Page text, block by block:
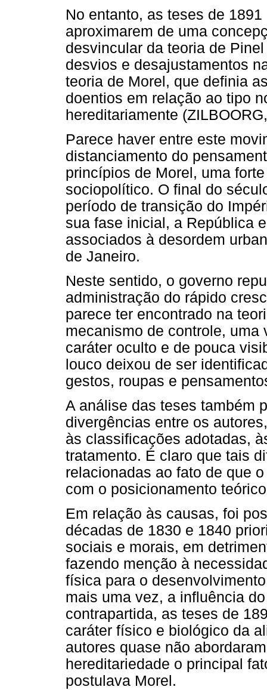
No entanto, as teses de
aproximarem de uma
desvincular da teoria de
desvios e desajustamentos
teoria de Morel, que definia
doentios em relação ao tipo
hereditariamente
Parece haver entre este
distanciamento do
princípios de Morel, uma
sociopolítico. O final do
período de transição do
sua fase inicial, a República
associados à desordem
de Janeiro.
Neste sentido, o governo
administração do rápido
parece ter encontrado na
mecanismo de controle,
caráter oculto e de pouca
louco deixou de ser
gestos, roupas e
A análise das teses também
divergências entre os
às classificações adotadas,
tratamento. É claro que tais
relacionadas ao fato de que
com o posicionamento
Em relação às causas, foi
décadas de 1830 e 1840
sociais e morais, em
fazendo menção à
física para o
mais uma vez, a influência
contrapartida, as teses de
caráter físico e biológico da
autores quase não
hereditariedade o principal
postulava Morel.